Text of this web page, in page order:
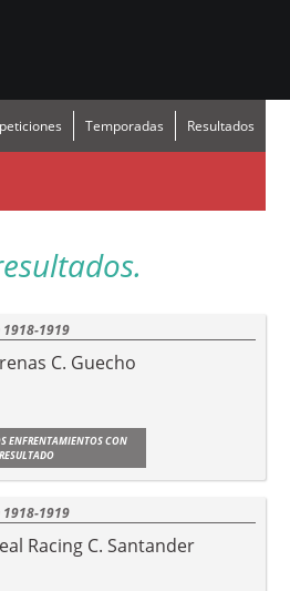
Temporadas Resultados
1919
C. Guecho
ENFRENTAMIENTOS CON
1919
Racing C. Santander